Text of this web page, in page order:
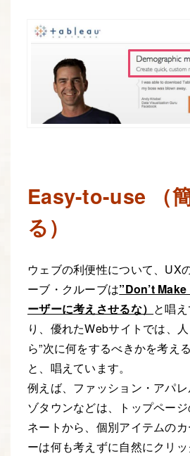
Easy-to-use （
る）
ウェブの利便性について、UX
ーブ・クルーブは”Don’t
ーザーに考えさせるな） と唱
り、優れたWebサイトでは、
ら”次に何をするべきかを考え
と、唱えています。
例えば、ファッション・アパ
ゾタウンなどは、トップペー
ネートから、個別アイテムの
ーは何も考えずに自然にクリ